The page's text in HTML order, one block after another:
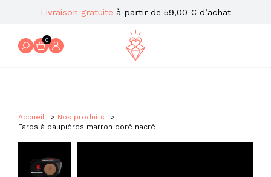
Livraison gratuite à partir de 59,00 € d’achat
0
Accueil
Nos produits
Fards à paupières marron doré nacré